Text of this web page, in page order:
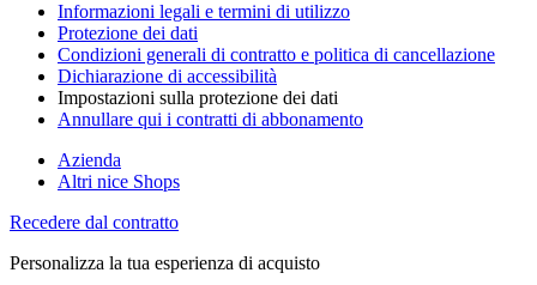
Informazioni legali e termini di utilizzo
Protezione dei dati
Condizioni generali di contratto e politica di cancellazione
Dichiarazione di accessibilità
Impostazioni sulla protezione dei dati
Annullare qui i contratti di abbonamento
Azienda
Altri nice Shops
Recedere dal contratto
Personalizza la tua esperienza di acquisto